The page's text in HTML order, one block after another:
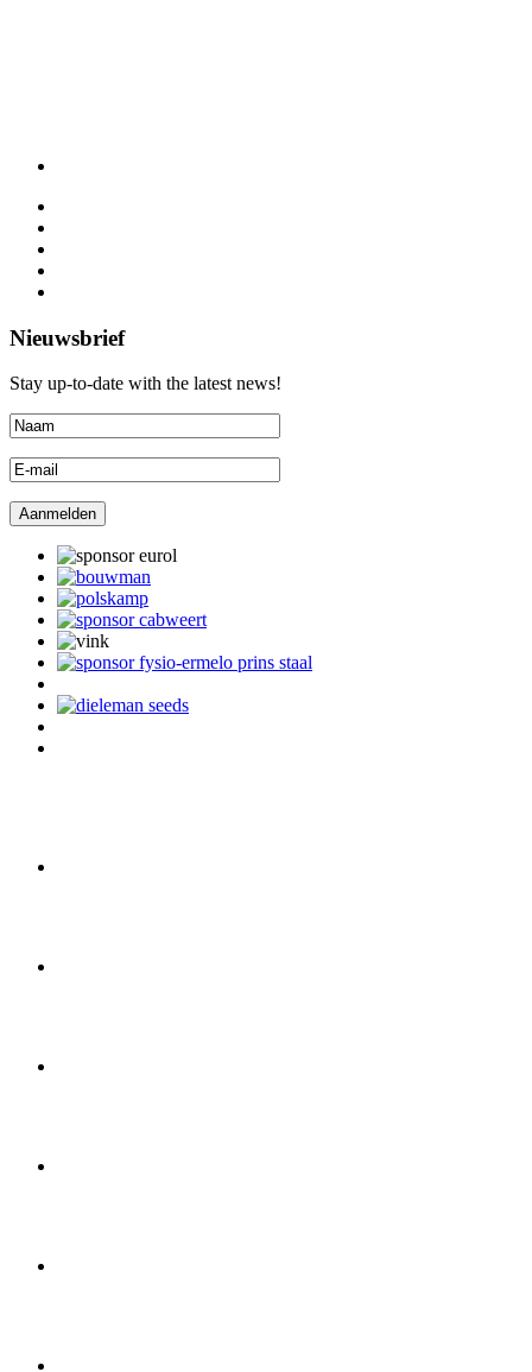
Nieuwsbrief
Stay up-to-date with the latest news!